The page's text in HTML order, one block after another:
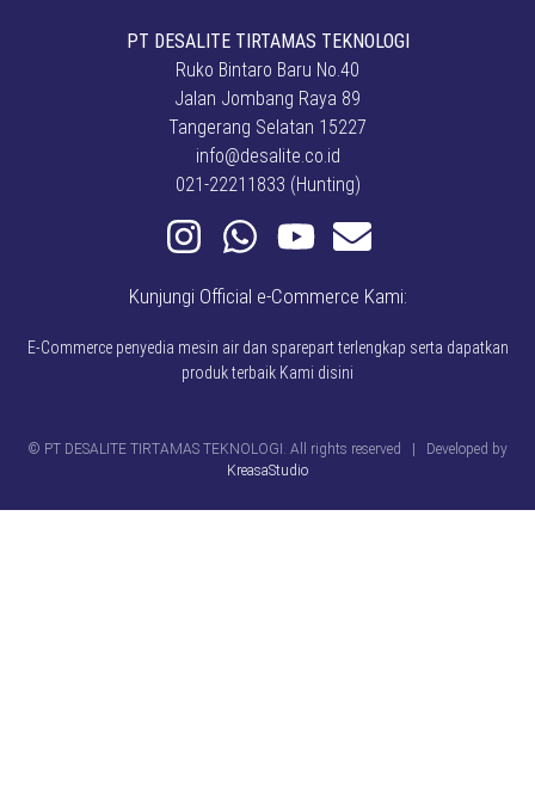
PT DESALITE TIRTAMAS TEKNOLOGI
Ruko Bintaro Baru No.40
Jalan Jombang Raya 89
Tangerang Selatan 15227
info@desalite.co.id
021-22211833 (Hunting)
Kunjungi Official e-Commerce Kami:
E-Commerce penyedia mesin air dan sparepart terlengkap serta dapatkan
produk terbaik Kami disini
© PT DESALITE TIRTAMAS TEKNOLOGI. All rights reserved | Developed by
KreasaStudio